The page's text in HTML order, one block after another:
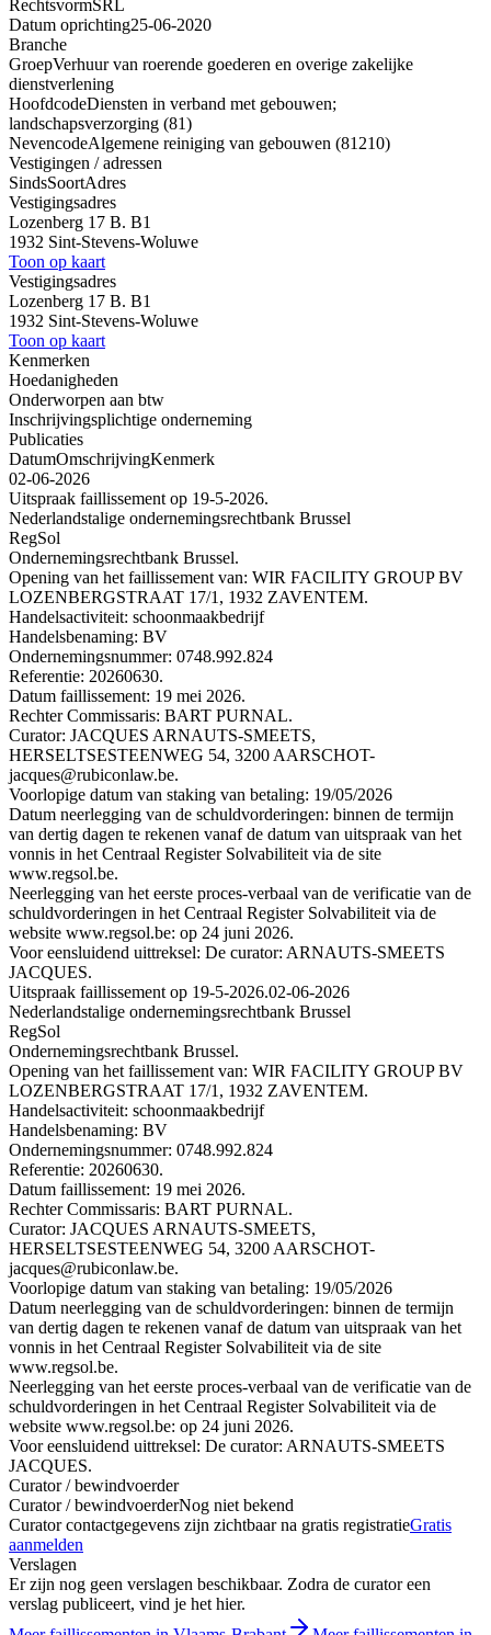
RechtsvormSRL
Datum oprichting25-06-2020
Branche
GroepVerhuur van roerende goederen en overige zakelijke
dienstverlening
HoofdcodeDiensten in verband met gebouwen;
landschapsverzorging (81)
NevencodeAlgemene reiniging van gebouwen (81210)
Vestigingen / adressen
SindsSoortAdres
Vestigingsadres
Lozenberg 17 B. B1
1932 Sint-Stevens-Woluwe
Toon op kaart
Vestigingsadres
Lozenberg 17 B. B1
1932 Sint-Stevens-Woluwe
Toon op kaart
Kenmerken
Hoedanigheden
Onderworpen aan btw
Inschrijvingsplichtige onderneming
Publicaties
DatumOmschrijvingKenmerk
02-06-2026
Uitspraak faillissement op 19-5-2026.
Nederlandstalige ondernemingsrechtbank Brussel
RegSol
Ondernemingsrechtbank Brussel.
Opening van het faillissement van: WIR FACILITY GROUP BV
LOZENBERGSTRAAT 17/1, 1932 ZAVENTEM.
Handelsactiviteit: schoonmaakbedrijf
Handelsbenaming: BV
Ondernemingsnummer: 0748.992.824
Referentie: 20260630.
Datum faillissement: 19 mei 2026.
Rechter Commissaris: BART PURNAL.
Curator: JACQUES ARNAUTS-SMEETS,
HERSELTSESTEENWEG 54, 3200 AARSCHOT-
jacques@rubiconlaw.be.
Voorlopige datum van staking van betaling: 19/05/2026
Datum neerlegging van de schuldvorderingen: binnen de termijn
van dertig dagen te rekenen vanaf de datum van uitspraak van het
vonnis in het Centraal Register Solvabiliteit via de site
www.regsol.be.
Neerlegging van het eerste proces-verbaal van de verificatie van de
schuldvorderingen in het Centraal Register Solvabiliteit via de
website www.regsol.be: op 24 juni 2026.
Voor eensluidend uittreksel: De curator: ARNAUTS-SMEETS
JACQUES.
Uitspraak faillissement op 19-5-2026.02-06-2026
Nederlandstalige ondernemingsrechtbank Brussel
RegSol
Ondernemingsrechtbank Brussel.
Opening van het faillissement van: WIR FACILITY GROUP BV
LOZENBERGSTRAAT 17/1, 1932 ZAVENTEM.
Handelsactiviteit: schoonmaakbedrijf
Handelsbenaming: BV
Ondernemingsnummer: 0748.992.824
Referentie: 20260630.
Datum faillissement: 19 mei 2026.
Rechter Commissaris: BART PURNAL.
Curator: JACQUES ARNAUTS-SMEETS,
HERSELTSESTEENWEG 54, 3200 AARSCHOT-
jacques@rubiconlaw.be.
Voorlopige datum van staking van betaling: 19/05/2026
Datum neerlegging van de schuldvorderingen: binnen de termijn
van dertig dagen te rekenen vanaf de datum van uitspraak van het
vonnis in het Centraal Register Solvabiliteit via de site
www.regsol.be.
Neerlegging van het eerste proces-verbaal van de verificatie van de
schuldvorderingen in het Centraal Register Solvabiliteit via de
website www.regsol.be: op 24 juni 2026.
Voor eensluidend uittreksel: De curator: ARNAUTS-SMEETS
JACQUES.
Curator / bewindvoerder
Curator / bewindvoerderNog niet bekend
Curator contactgegevens zijn zichtbaar na gratis registratieGratis
aanmelden
Verslagen
Er zijn nog geen verslagen beschikbaar. Zodra de curator een
verslag publiceert, vind je het hier.